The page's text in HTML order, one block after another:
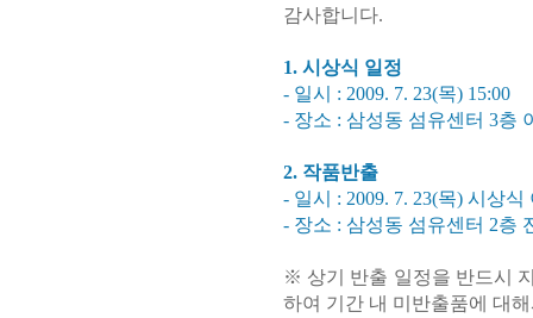
감사합니다.
1. 시상식 일정
- 일시 : 2009. 7. 23(목) 15:00
- 장소 : 삼성동 섬유센터 3층
2. 작품반출
- 일시 : 2009. 7. 23(목) 시상식
- 장소 : 삼성동 섬유센터 2층
※ 상기 반출 일정을 반드시
하여 기간 내 미반출품에 대